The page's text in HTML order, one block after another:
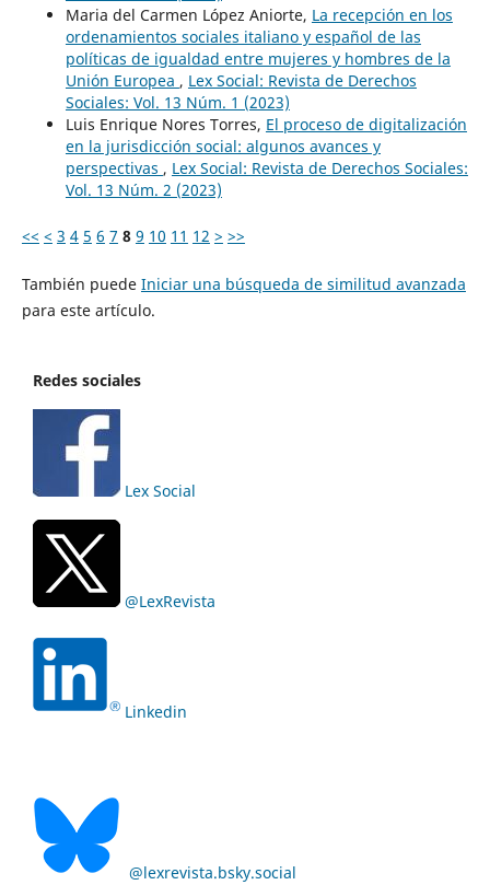
Maria del Carmen López Aniorte, La recepción en los
ordenamientos sociales italiano y español de las
políticas de igualdad entre mujeres y hombres de la
Unión Europea , Lex Social: Revista de Derechos
Sociales: Vol. 13 Núm. 1 (2023)
Luis Enrique Nores Torres, El proceso de digitalización
en la jurisdicción social: algunos avances y
perspectivas , Lex Social: Revista de Derechos Sociales:
Vol. 13 Núm. 2 (2023)
<< < 3 4 5 6 7 8 9 10 11 12 > >>
También puede Iniciar una búsqueda de similitud avanzada
para este artículo.
Redes sociales
Lex Social
@LexRevista
Linkedin
@lexrevista.bsky.social